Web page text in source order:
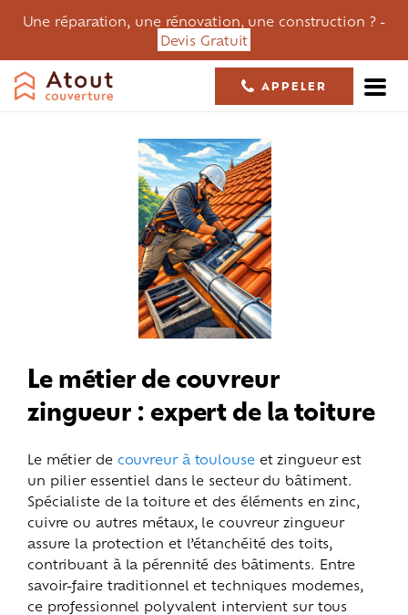
Une réparation, une rénovation, une construction ? -
Devis Gratuit
05 61 36 23 68
APPELER
Le métier de couvreur
zingueur : expert de la toiture
Le métier decouvreur à toulouseet zingueur est
un pilier essentiel dans le secteur du bâtiment.
Spécialiste de la toiture et des éléments en zinc,
cuivre ou autres métaux, le couvreur zingueur
assure la protection et l’étanchéité des toits,
contribuant à la pérennité des bâtiments. Entre
savoir-faire traditionnel et techniques modernes,
ce professionnel polyvalent intervient sur tous